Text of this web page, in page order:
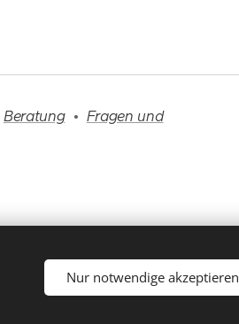
Beratung• Fragen und
Nur notwendige akzeptieren